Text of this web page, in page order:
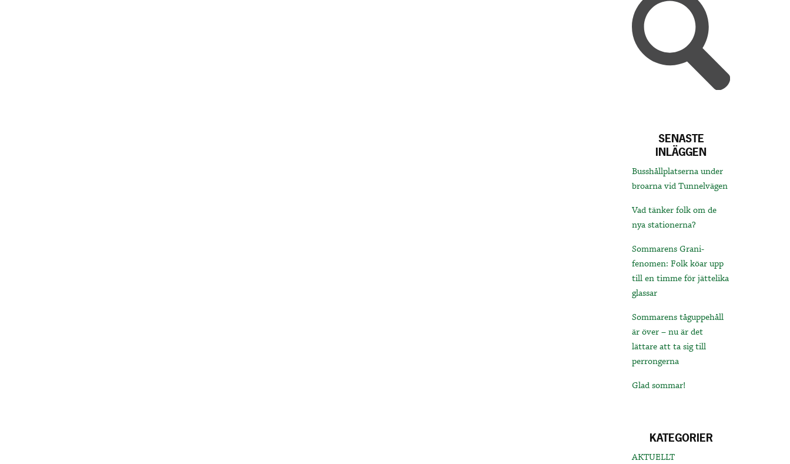
SENASTE
INLÄGGEN
Busshållplatserna under
broarna vid Tunnelvägen
Vad tänker folk om de
nya stationerna?
Sommarens Grani-
fenomen: Folk köar upp
till en timme för jättelika
glassar
Sommarens tåguppehåll
är över – nu är det
lättare att ta sig till
perrongerna
Glad sommar!
KATEGORIER
AKTUELLT